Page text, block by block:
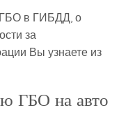
ГБО в ГИБДД, о
за
Вы узнаете из
ГБО на авто